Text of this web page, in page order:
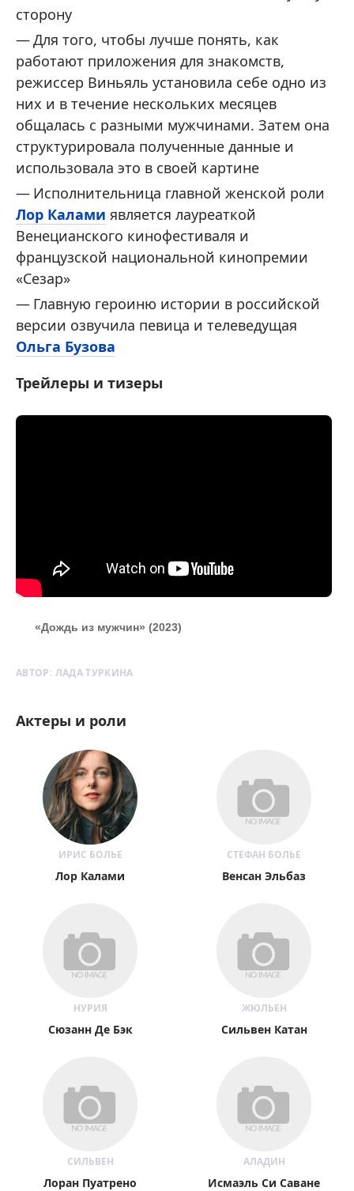
сторону
Для того, чтобы лучше понять, как
работают приложения для знакомств,
режиссер Виньяль установила себе одно из
них и в течение нескольких месяцев
общалась с разными мужчинами. Затем она
структурировала полученные данные и
использовала это в своей картине
Исполнительница главной женской роли
Лор Калами является лауреаткой
Венецианского кинофестиваля и
французской национальной кинопремии
«Сезар»
Главную героиню истории в российской
версии озвучила певица и телеведущая
Ольга Бузова
Трейлеры и тизеры
«Дождь из мужчин» (2023)
АВТОР: ЛАДА ТУРКИНА
Актеры и роли
ИРИС БОЛЬЕ
Лор Калами
СТЕФАН БОЛЬЕ
Венсан Эльбаз
НУРИЯ
Сюзанн Де Бэк
ЖЮЛЬЕН
Сильвен Катан
СИЛЬВЕН
Лоран Пуатрено
АЛАДИН
Исмаэль Си Саване